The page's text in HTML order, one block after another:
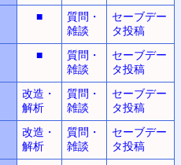
■
質問・
雑談
セーブデー
タ投稿
■
質問・
雑談
セーブデー
タ投稿
改造・
解析
質問・
雑談
セーブデー
タ投稿
改造・
解析
質問・
雑談
セーブデー
タ投稿